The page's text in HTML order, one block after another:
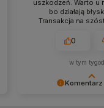
Komentarz
uszkodzeń. Warto u
bo działają
Transakcja na
0
w tym